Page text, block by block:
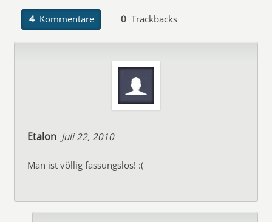
4 Kommentare 0 Trackbacks
Etalon Juli 22, 2010
Man ist völlig fassungslos! :(